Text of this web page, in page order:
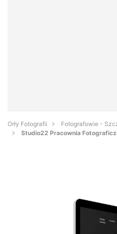
Orły Fotografii
Fotografowie -
Studio22 Pracownia